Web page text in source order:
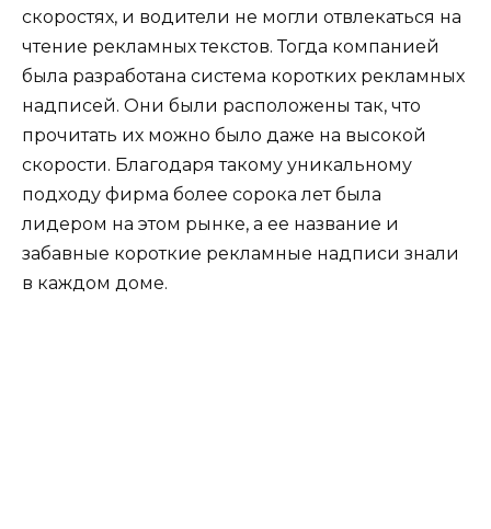
скоростях, и водители не могли отвлекаться на
чтение рекламных текстов. Тогда компанией
была разработана система коротких рекламных
надписей. Они были расположены так, что
прочитать их можно было даже на высокой
скорости. Благодаря такому уникальному
подходу фирма более сорока лет была
лидером на этом рынке, а ее название и
забавные короткие рекламные надписи знали
в каждом доме.